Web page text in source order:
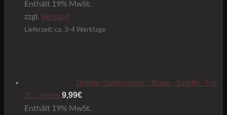
Enthält 19% MwSt.
zzgl.Versand
Lieferzeit: ca. 3-4 Werktage
Bridge -Saitenreiter - Brass - Saddle- Typ
TC - nickel 9,99€
Enthält 19% MwSt.